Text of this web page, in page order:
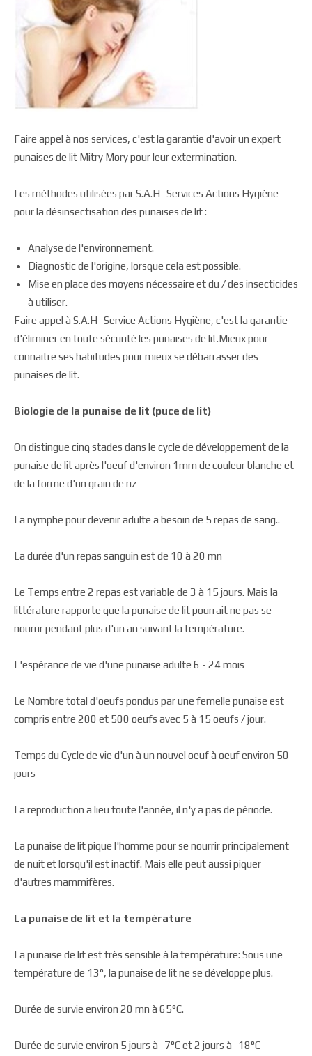
Faire appel à nos services, c'est la garantie d'avoir un expert
punaises de lit Mitry Mory pour leur extermination.
Les méthodes utilisées par S.A.H- Services Actions Hygiène
pour la désinsectisation des punaises de lit :
Analyse de l'environnement.
Diagnostic de l'origine, lorsque cela est possible.
Mise en place des moyens nécessaire et du / des insecticides
à utiliser.
Faire appel à S.A.H- Service Actions Hygiène, c'est la garantie
d'éliminer en toute sécurité les punaises de lit.Mieux pour
connaitre ses habitudes pour mieux se débarrasser des
punaises de lit.
Biologie de la punaise de lit (puce de lit)
On distingue cinq stades dans le cycle de développement de la
punaise de lit après l'oeuf d'environ 1mm de couleur blanche et
de la forme d'un grain de riz
La nymphe pour devenir adulte a besoin de 5 repas de sang..
La durée d'un repas sanguin est de 10 à 20 mn
Le Temps entre 2 repas est variable de 3 à 15 jours. Mais la
littérature rapporte que la punaise de lit pourrait ne pas se
nourrir pendant plus d'un an suivant la température.
L'espérance de vie d'une punaise adulte 6 -­ 24 mois
Le Nombre total d'oeufs pondus par une femelle punaise est
compris entre 200 et 500 oeufs avec 5 à 15 oeufs / jour.
Temps du Cycle de vie d'un à un nouvel oeuf à oeuf environ 50
jours
La reproduction a lieu toute l'année, il n'y a pas de période.
La punaise de lit pique l'homme pour se nourrir principalement
de nuit et lorsqu'il est inactif. Mais elle peut aussi piquer
d'autres mammifères.
La punaise de lit et la température
La punaise de lit est très sensible à la température: Sous une
température de 13°, la punaise de lit ne se développe plus.
Durée de survie environ 20 mn à 65°C.
Durée de survie environ 5 jours à -7°C et 2 jours à -18°C